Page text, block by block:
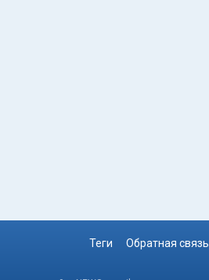
Теги Обратная связь